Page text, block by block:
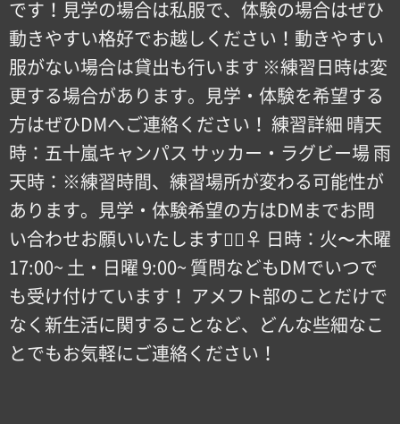
です！見学の場合は私服で、体験の場合はぜひ
動きやすい格好でお越しください！動きやすい
服がない場合は貸出も行います ※練習日時は変
更する場合があります。見学・体験を希望する
方はぜひDMへご連絡ください！ 練習詳細 晴天
時：五十嵐キャンパス サッカー・ラグビー場 雨
天時：※練習時間、練習場所が変わる可能性が
あります。見学・体験希望の方はDMまでお問
い合わせお願いいたします！🏻‍♀️ 日時：火〜木曜
17:00~ 土・日曜 9:00~ 質問などもDMでいつで
も受け付けています！ アメフト部のことだけで
なく新生活に関することなど、どんな些細なこ
とでもお気軽にご連絡ください！